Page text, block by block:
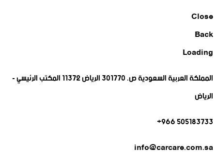
Close
Back
Loading
المملكة العربية السعودية ص. 301770 الرياض 11372 المكتب الرئيسي -
الرياض
505183733 966+
info@carcare.com.sa